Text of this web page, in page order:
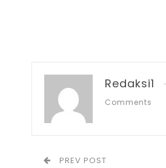
Redaksi1
Comments
PREV POST